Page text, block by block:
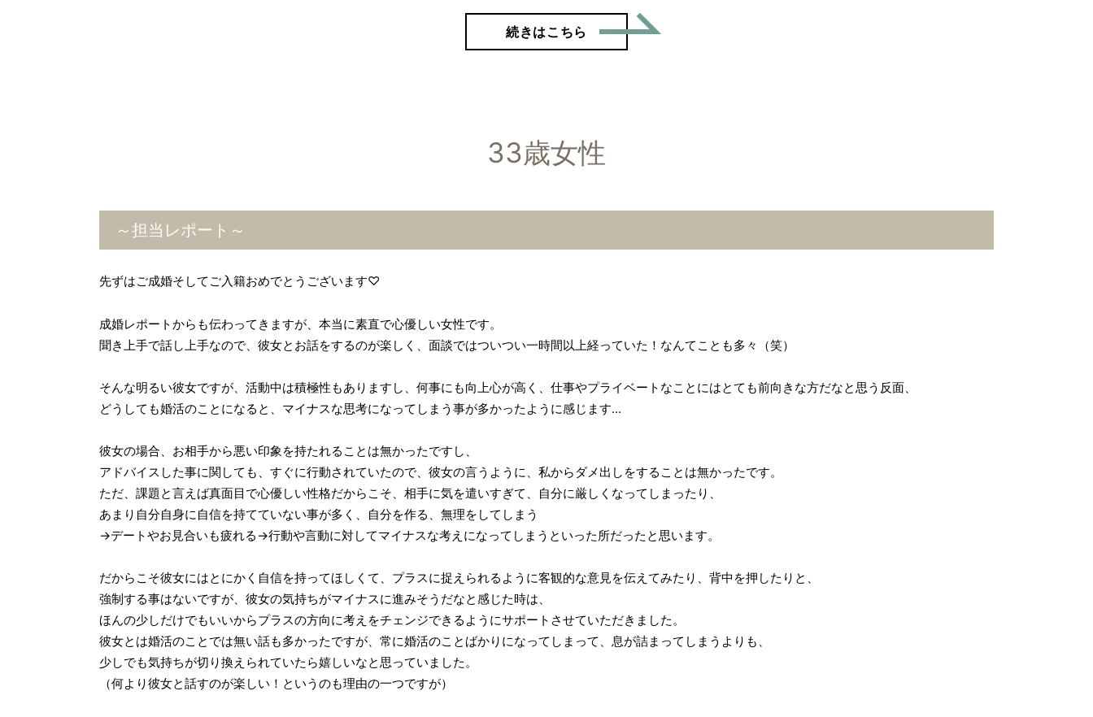
続きはこちら
33歳女性
～担当レポート～
先ずはご成婚そしてご入籍おめでとうございます♡
成婚レポートからも伝わってきますが、本当に素直で心優しい女性です。
聞き上手で話し上手なので、彼女とお話をするのが楽しく、面談ではついつい一時間以上経っていた！なんてことも多々（笑）
そんな明るい彼女ですが、活動中は積極性もありますし、何事にも向上心が高く、仕事やプライベートなことにはとても前向きな方だなと思う反面、
どうしても婚活のことになると、マイナスな思考になってしまう事が多かったように感じます...
彼女の場合、お相手から悪い印象を持たれることは無かったですし、
アドバイスした事に関しても、すぐに行動されていたので、彼女の言うように、私からダメ出しをすることは無かったです。
ただ、課題と言えば真面目で心優しい性格だからこそ、相手に気を遣いすぎて、自分に厳しくなってしまったり、
あまり自分自身に自信を持てていない事が多く、自分を作る、無理をしてしまう
→デートやお見合いも疲れる→行動や言動に対してマイナスな考えになってしまうといった所だったと思います。
だからこそ彼女にはとにかく自信を持ってほしくて、プラスに捉えられるように客観的な意見を伝えてみたり、背中を押したりと、
強制する事はないですが、彼女の気持ちがマイナスに進みそうだなと感じた時は、
ほんの少しだけでもいいからプラスの方向に考えをチェンジできるようにサポートさせていただきました。
彼女とは婚活のことでは無い話も多かったですが、常に婚活のことばかりになってしまって、息が詰まってしまうよりも、
少しでも気持ちが切り換えられていたら嬉しいなと思っていました。
（何より彼女と話すのが楽しい！というのも理由の一つですが）